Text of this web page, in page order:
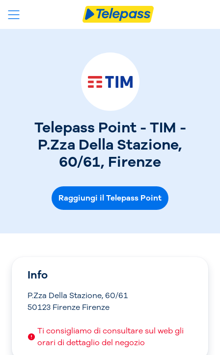
Telepass Point - TIM -
P.Zza Della Stazione,
60/61, Firenze
Raggiungi il Telepass Point
Info
P.Zza Della Stazione, 60/61
50123 Firenze Firenze
Ti consigliamo di consultare sul web gli
orari di dettaglio del negozio